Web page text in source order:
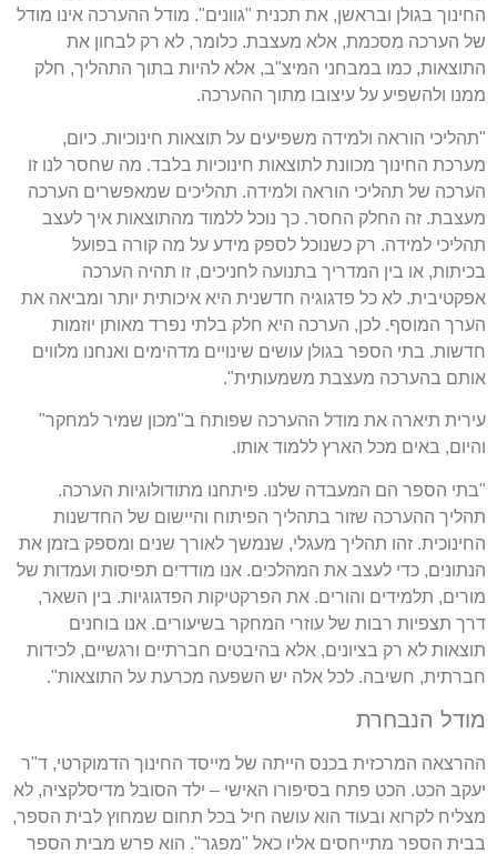
החינוך בגולן ובראשן, את תכנית "גוונים". מודל ההערכה אינו מודל
של הערכה מסכמת, אלא מעצבת. כלומר, לא רק לבחון את
התוצאות, כמו במבחני המיצ"ב, אלא להיות בתוך התהליך, חלק
ממנו ולהשפיע על עיצובו מתוך ההערכה.
"תהליכי הוראה ולמידה משפיעים על תוצאות חינוכיות. כיום,
מערכת החינוך מכוונת לתוצאות חינוכיות בלבד. מה שחסר לנו זו
הערכה של תהליכי הוראה ולמידה. תהליכים שמאפשרים הערכה
מעצבת. זה החלק החסר. כך נוכל ללמוד מהתוצאות איך לעצב
תהליכי למידה. רק כשנוכל לספק מידע על מה קורה בפועל
בכיתות, או בין המדריך בתנועה לחניכים, זו תהיה הערכה
אפקטיבית. לא כל פדגוגיה חדשנית היא איכותית יותר ומביאה את
הערך המוסף. לכן, הערכה היא חלק בלתי נפרד מאותן יוזמות
חדשות. בתי הספר בגולן עושים שינויים מדהימים ואנחנו מלווים
אותם בהערכה מעצבת משמעותית".
עירית תיארה את מודל ההערכה שפותח ב"מכון שמיר למחקר"
והיום, באים מכל הארץ ללמוד אותו.
"בתי הספר הם המעבדה שלנו. פיתחנו מתודולוגיות הערכה.
תהליך ההערכה שזור בתהליך הפיתוח והיישום של החדשנות
החינוכית. זהו תהליך מעגלי, שנמשך לאורך שנים ומספק בזמן את
הנתונים, כדי לעצב את המהלכים. אנו מודדים תפיסות ועמדות של
מורים, תלמידים והורים. את הפרקטיקות הפדגוגיות. בין השאר,
דרך תצפיות רבות של עוזרי המחקר בשיעורים. אנו בוחנים
תוצאות לא רק בציונים, אלא בהיבטים חברתיים ורגשיים, לכידות
חברתית, חשיבה. לכל אלה יש השפעה מכרעת על התוצאות".
מודל הנבחרת
ההרצאה המרכזית בכנס הייתה של מייסד החינוך הדמוקרטי, ד"ר
יעקב הכט. הכט פתח בסיפורו האישי – ילד הסובל מדיסלקציה, לא
מצליח לקרוא ובעוד הוא עושה חיל בכל תחום שמחוץ לבית הספר,
בבית הספר מתייחסים אליו כאל "מפגר". הוא פרש מבית הספר